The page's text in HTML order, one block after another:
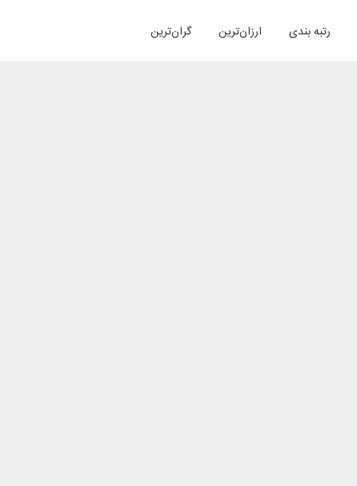
رتبه بندی ارزان‌ترین گران‌ترین